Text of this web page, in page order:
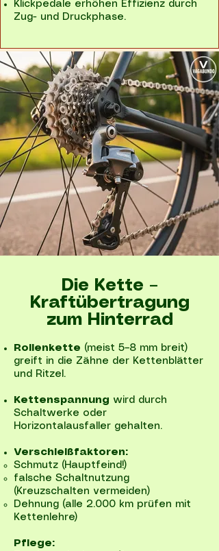
Klickpedale erhöhen Effizienz durch
Zug- und Druckphase.
Die Kette –
Kraftübertragung
zum Hinterrad
Rollenkette (meist 5–8 mm breit)
greift in die Zähne der Kettenblätter
und Ritzel.
Kettenspannung wird durch
Schaltwerke oder
Horizontalausfaller gehalten.
Verschleißfaktoren:
Schmutz (Hauptfeind!)
falsche Schaltnutzung
(Kreuzschalten vermeiden)
Dehnung (alle 2.000 km prüfen mit
Kettenlehre)
Pflege: